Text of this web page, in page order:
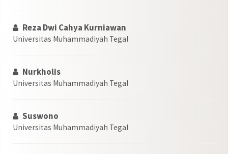
Reza Dwi Cahya Kurniawan
Universitas Muhammadiyah Tegal
Nurkholis
Universitas Muhammadiyah Tegal
Suswono
Universitas Muhammadiyah Tegal